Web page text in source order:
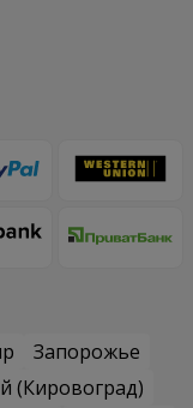
Запорожье
(Кировоград)